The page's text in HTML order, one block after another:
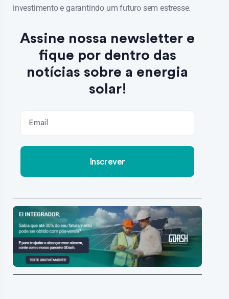
investimento e garantindo um futuro sem estresse.
Assine nossa newsletter e
fique por dentro das
notícias sobre a energia
solar!